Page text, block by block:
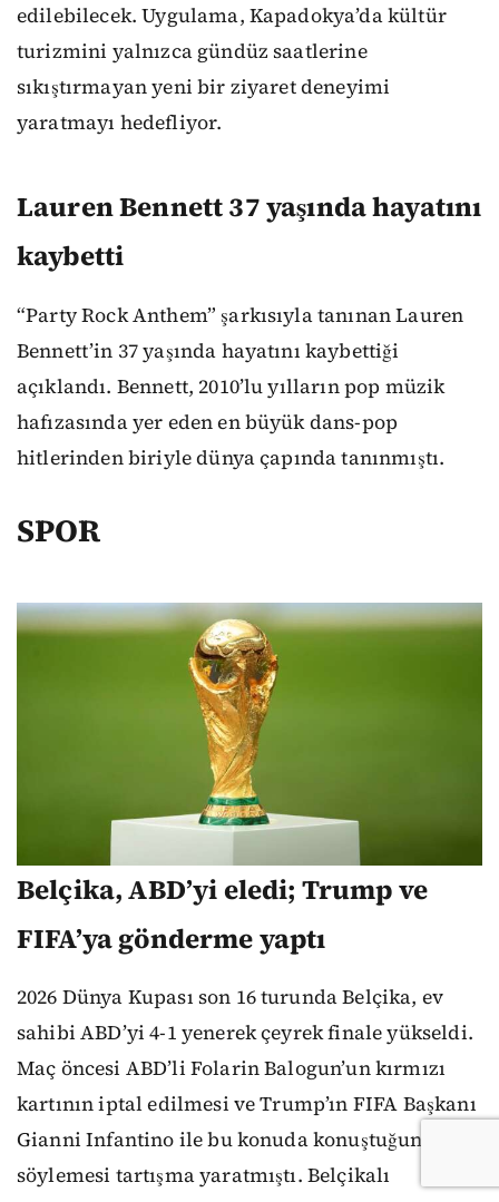
edilebilecek. Uygulama, Kapadokya’da kültür
turizmini yalnızca gündüz saatlerine
sıkıştırmayan yeni bir ziyaret deneyimi
yaratmayı hedefliyor.
Lauren Bennett 37 yaşında hayatını
kaybetti
“Party Rock Anthem” şarkısıyla tanınan Lauren
Bennett’in 37 yaşında hayatını kaybettiği
açıklandı. Bennett, 2010’lu yılların pop müzik
hafızasında yer eden en büyük dans-pop
hitlerinden biriyle dünya çapında tanınmıştı.
SPOR
Belçika, ABD’yi eledi; Trump ve
FIFA’ya gönderme yaptı
2026 Dünya Kupası son 16 turunda Belçika, ev
sahibi ABD’yi 4-1 yenerek çeyrek finale yükseldi.
Maç öncesi ABD’li Folarin Balogun’un kırmızı
kartının iptal edilmesi ve Trump’ın FIFA Başkanı
Gianni Infantino ile bu konuda konuştuğunu
söylemesi tartışma yaratmıştı. Belçikalı